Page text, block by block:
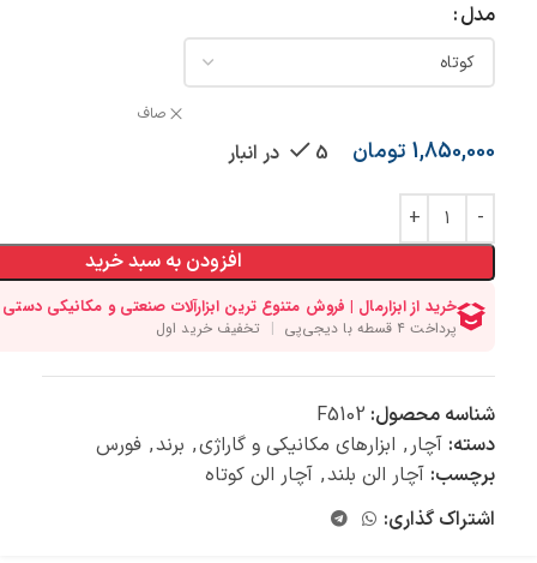
مدل
صاف
1,850,000 تومان 5 در انبار
افزودن به سبد خرید
شناسه محصول: F5102
دسته: آچار, ابزارهای مکانیکی و گاراژی, برند, فورس
برچسب: آچار الن بلند, آچار الن کوتاه
اشتراک گذاری: